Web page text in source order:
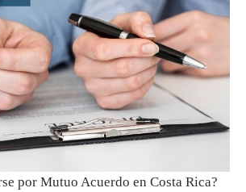
por Mutuo Acuerdo en Costa Rica?